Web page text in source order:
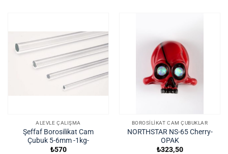
ALEVLE ÇALIŞMA
Şeffaf Borosilikat Cam
Çubuk 5-6mm -1kg-
₺570
BOROSILIKAT CAM ÇUBUKLAR
NORTHSTAR NS-65 Cherry-
OPAK
₺323,50